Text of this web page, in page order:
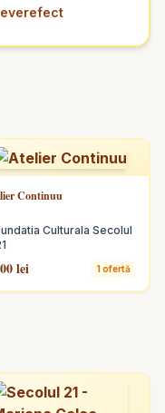
efect
Continuu
Culturala Secolul
lei 1 ofertă